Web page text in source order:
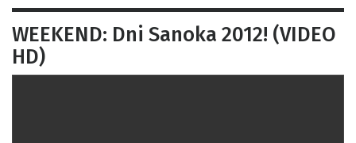
WEEKEND: Dni Sanoka 2012! (VIDEO
HD)